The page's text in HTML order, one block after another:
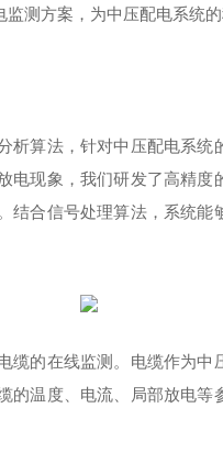
测方案，为中压配电系统的
算法，针对中压配电系
现象，我们研发了高精
合信号处理算法，系统
的在线监测。电缆作为
温度、电流、局部放电